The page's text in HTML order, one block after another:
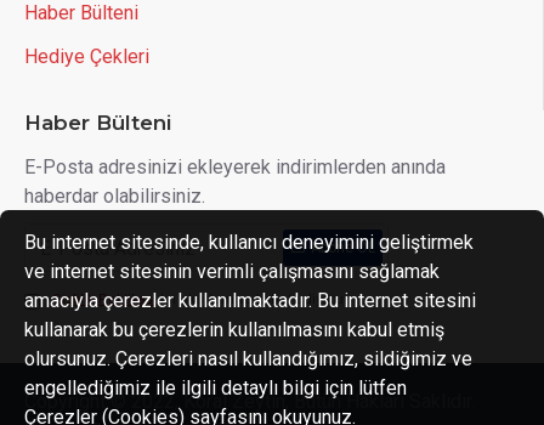
Haber Bülteni
Hediye Çekleri
Haber Bülteni
E-Posta adresinizi ekleyerek indirimlerden anında
haberdar olabilirsiniz.
Abone OL
Gizlilik Politikası 'ni okudum ve kabul ediyorum.
Copyright © 2022, Koral Zeytin, Bütün Hakları Saklıdır.
Bu internet sitesinde, kullanıcı deneyimini geliştirmek
ve internet sitesinin verimli çalışmasını sağlamak
amacıyla çerezler kullanılmaktadır. Bu internet sitesini
kullanarak bu çerezlerin kullanılmasını kabul etmiş
olursunuz. Çerezleri nasıl kullandığımız, sildiğimiz ve
engellediğimiz ile ilgili detaylı bilgi için lütfen
Çerezler (Cookies) sayfasını okuyunuz.